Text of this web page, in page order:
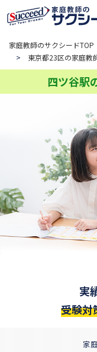
家庭教師のサクシードTOP
> 東京都23区の家庭教
四ツ谷駅
実
受験対
家